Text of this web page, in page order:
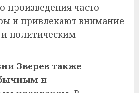
произведения часто
и привлекают внимание
политическим
Зверев также
и